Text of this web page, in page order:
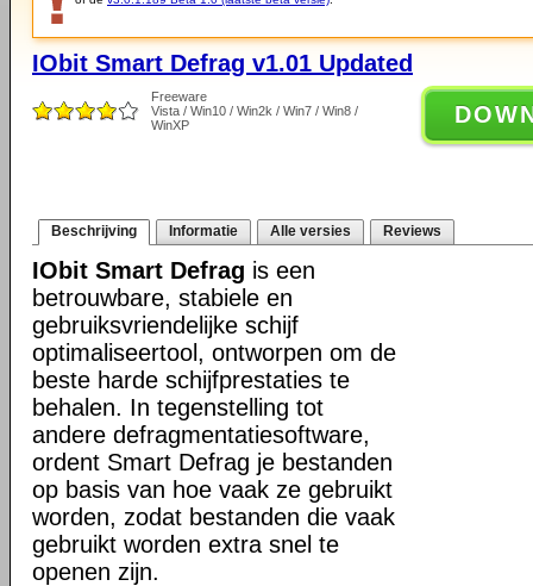
IObit Smart Defrag v1.01 Updated
Freeware
Vista / Win10 / Win2k / Win7 / Win8 /
WinXP
Beschrijving Informatie Alle versies Reviews
IObit Smart Defrag is een
betrouwbare, stabiele en
gebruiksvriendelijke schijf
optimaliseertool, ontworpen om de
beste harde schijfprestaties te
behalen. In tegenstelling tot
andere defragmentatiesoftware,
ordent Smart Defrag je bestanden
op basis van hoe vaak ze gebruikt
worden, zodat bestanden die vaak
gebruikt worden extra snel te
openen zijn.